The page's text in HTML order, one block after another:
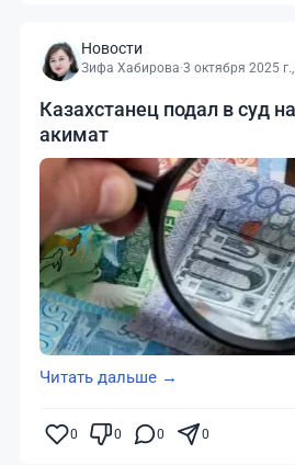
Новости
Зифа Хабирова·3 октября 2025
Казахстанец подал в суд
акимат
Читать дальше →
0 0 0 0